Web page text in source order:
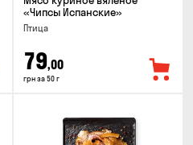
«Чипсы Испанские»
Птица
79,00
грн за 50 г